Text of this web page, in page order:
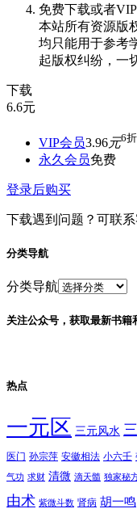
免费下载或者
本站所有资源版
均只能用于参考
起版权纠纷，一
下载
6.6元
VIP会员3.96元6折
永久会员免费
登录后购买
下载遇到问题？可联
分类导航
分类导航
关注公众号，获取最新书籍
热点
一元区 三元风水
医门 孙宗萍 安徽相法 小六壬
气功 求财 清微 滴天髓 独家秘
由术 紫微斗数 肾病 胡一鸣